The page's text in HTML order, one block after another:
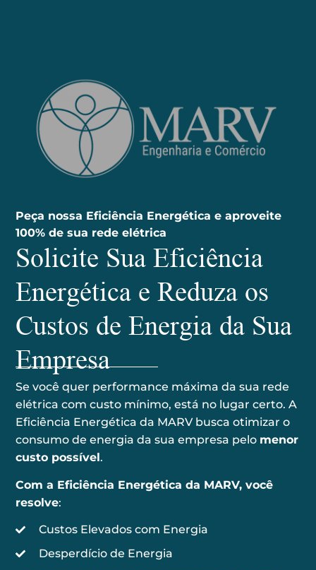
Peça nossa Eficiência Energética e aproveite
100% de sua rede elétrica
Solicite Sua Eficiência
Energética e Reduza os
Custos de Energia da Sua
Empresa
Se você quer performance máxima da sua rede
elétrica com custo mínimo, está no lugar certo. A
Eficiência Energética da MARV busca otimizar o
consumo de energia da sua empresa pelo menor
custo possível.
Com a Eficiência Energética da MARV, você
resolve:
Custos Elevados com Energia
Desperdício de Energia